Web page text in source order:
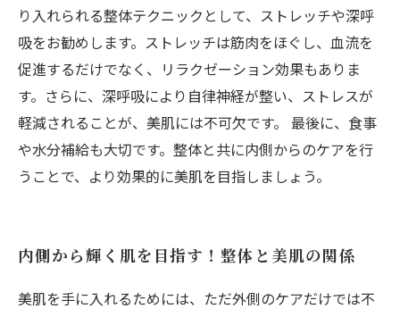
り入れられる整体テクニックとして、ストレッチや深呼
吸をお勧めします。ストレッチは筋肉をほぐし、血流を
促進するだけでなく、リラクゼーション効果もありま
す。さらに、深呼吸により自律神経が整い、ストレスが
軽減されることが、美肌には不可欠です。 最後に、食事
や水分補給も大切です。整体と共に内側からのケアを行
うことで、より効果的に美肌を目指しましょう。
内側から輝く肌を目指す！整体と美肌の関係
美肌を手に入れるためには、ただ外側のケアだけでは不